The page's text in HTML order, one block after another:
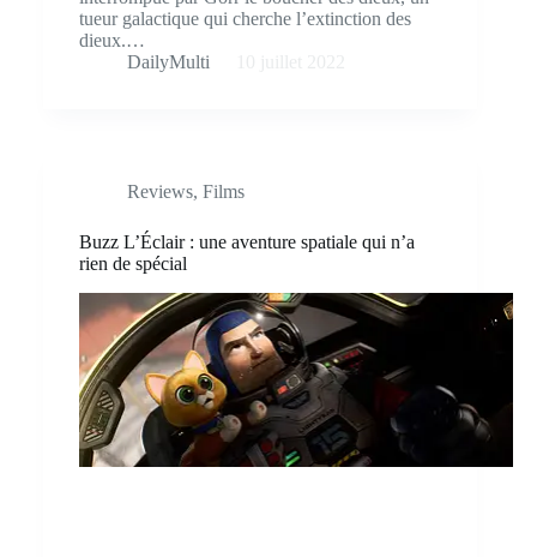
tueur galactique qui cherche l’extinction des
dieux.…
DailyMulti
Reviews, Films
Buzz L’Éclair : une aventure spatiale qui n’a
rien de spécial